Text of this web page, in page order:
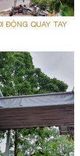
ĐỘNG QUAY TAY